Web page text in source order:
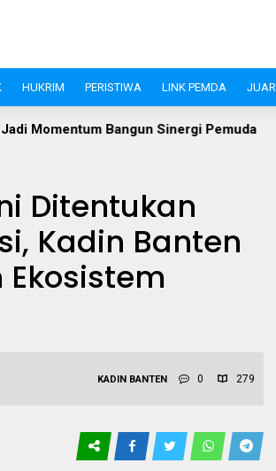
HUKRIM PERISTIWA LINK PEMDA
Pemuda Bukan Sekadar Gerak
Ditentukan
Kadin Banten
KADIN BANTEN 0 279